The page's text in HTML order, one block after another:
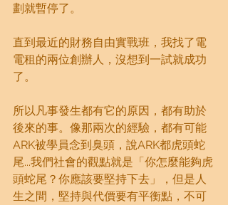
劃就暫停了。
直到最近的財務自由實戰班，我找了電
電租的兩位創辦人，沒想到一試就成功
了。
所以凡事發生都有它的原因，都有助於
後來的事。像那兩次的經驗，都有可能
ARK被學員念到臭頭，說ARK都虎頭蛇
尾...我們社會的觀點就是「你怎麼能夠虎
頭蛇尾？你應該要堅持下去」，但是人
生之間，堅持與代價要有平衡點，不可